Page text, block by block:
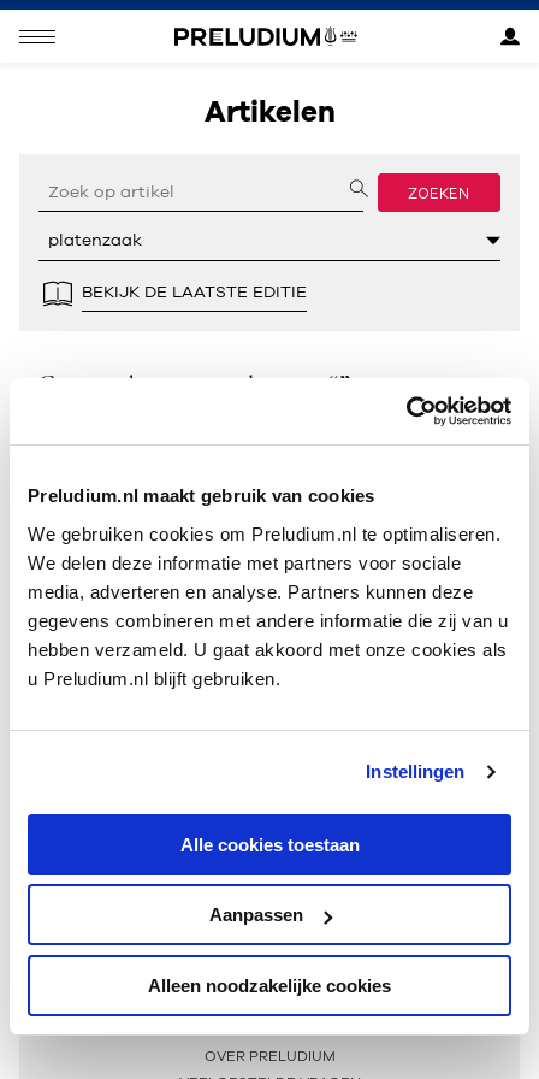
Preludium.nl maakt gebruik van cookies
We gebruiken cookies om Preludium.nl te optimaliseren.
We delen deze informatie met partners voor sociale
media, adverteren en analyse. Partners kunnen deze
gegevens combineren met andere informatie die zij van u
hebben verzameld. U gaat akkoord met onze cookies als
u Preludium.nl blijft gebruiken.
Instellingen
Alle cookies toestaan
Aanpassen
Alleen noodzakelijke cookies
Artikelen
ZOEKEN
BEKIJK DE LAATSTE EDITIE
Geen resultaten gevonden voor “”.
Meer informatie
OVER PRELUDIUM